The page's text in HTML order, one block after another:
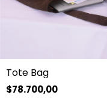
Tote Bag
$78.700,00